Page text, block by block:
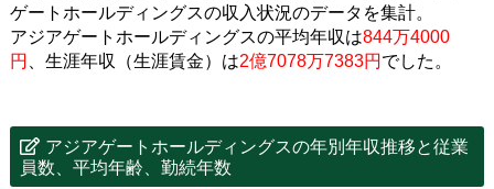
ゲートホールディングスの収入状況のデータを集計。
アジアゲートホールディングスの平均年収は844万4000
円
、生涯年収（生涯賃金）は2億7078万7383円 でした。
アジアゲートホールディングスの年別年収推移と従業
員数、平均年齢、勤続年数